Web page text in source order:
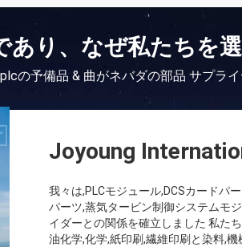
あり、なぜ私たちを
の予備品 & 曲がネバダの部品 サプラ
Joyoung
我々は,PLCモジュール,DCSカードパ
パーツ,蒸気タービン制御システムモ
イダーとの関係を確立しました 私た
油化学,化学,紙印刷,繊維印刷と染料,